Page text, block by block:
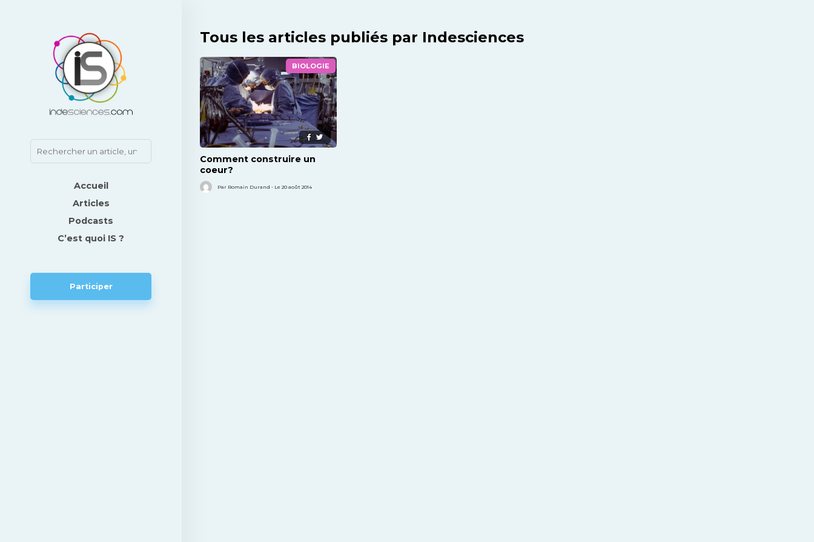
Accueil
Articles
Podcasts
C’est quoi IS ?
Participer
Tous les articles publiés par Indesciences
BIOLOGIE
Comment construire un
coeur?
Par Romain Durand - Le 20 août 2014